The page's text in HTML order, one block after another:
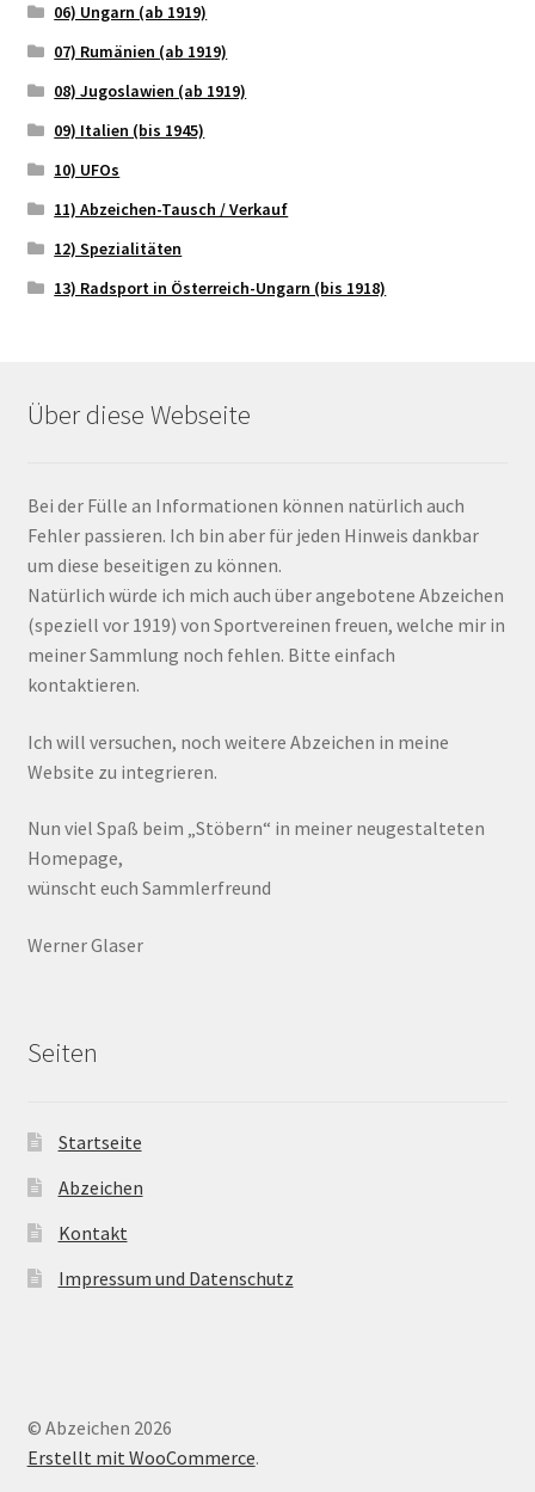
06) Ungarn (ab 1919)
07) Rumänien (ab 1919)
08) Jugoslawien (ab 1919)
09) Italien (bis 1945)
10) UFOs
11) Abzeichen-Tausch / Verkauf
12) Spezialitäten
13) Radsport in Österreich-Ungarn (bis 1918)
Über diese Webseite
Bei der Fülle an Informationen können natürlich auch
Fehler passieren. Ich bin aber für jeden Hinweis dankbar
um diese beseitigen zu können.
Natürlich würde ich mich auch über angebotene Abzeichen
(speziell vor 1919) von Sportvereinen freuen, welche mir in
meiner Sammlung noch fehlen. Bitte einfach
kontaktieren.
Ich will versuchen, noch weitere Abzeichen in meine
Website zu integrieren.
Nun viel Spaß beim „Stöbern“ in meiner neugestalteten
Homepage,
wünscht euch Sammlerfreund
Werner Glaser
Seiten
Startseite
Abzeichen
Kontakt
Impressum und Datenschutz
© Abzeichen 2026
Erstellt mit WooCommerce.